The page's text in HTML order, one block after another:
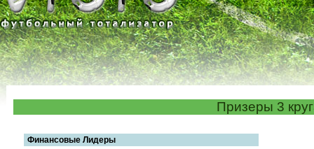
Призеры 3
Финансовые Лидеры